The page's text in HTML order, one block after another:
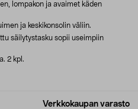
Verkkokaupan varasto
lompakon ja avaimet käden
ja keskikonsolin väliin.
säilytystasku sopii useimpiin
2 kpl.